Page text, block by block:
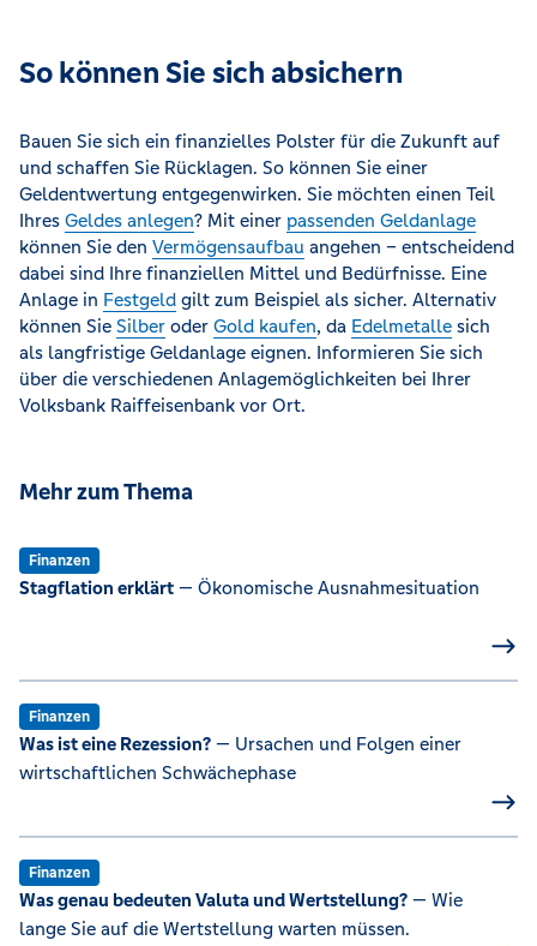
So können Sie sich absichern
Bauen Sie sich ein finanzielles Polster für die Zukunft auf
und schaffen Sie Rücklagen. So können Sie einer
Geldentwertung entgegenwirken. Sie möchten einen Teil
Ihres Geldes anlegen? Mit einer passenden Geldanlage
können Sie den Vermögensaufbau angehen – entscheidend
dabei sind Ihre finanziellen Mittel und Bedürfnisse. Eine
Anlage in Festgeld gilt zum Beispiel als sicher. Alternativ
können Sie Silber oder Gold kaufen, da Edelmetalle sich
als langfristige Geldanlage eignen. Informieren Sie sich
über die verschiedenen Anlagemöglichkeiten bei Ihrer
Volksbank Raiffeisenbank vor Ort.
Mehr zum Thema
Finanzen
Stagflation erklärt — Ökonomische Ausnahmesituation
Finanzen
Was ist eine Rezession? — Ursachen und Folgen einer
wirtschaftlichen Schwächephase
Finanzen
Was genau bedeuten Valuta und Wertstellung? — Wie
lange Sie auf die Wertstellung warten müssen.